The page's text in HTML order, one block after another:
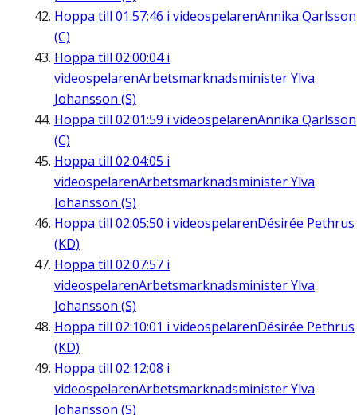
Hoppa till 01:57:46 i videospelarenAnnika Qarlsson
(C)
Hoppa till 02:00:04i
videospelarenArbetsmarknadsminister Ylva
Johansson (S)
Hoppa till 02:01:59 i videospelarenAnnika Qarlsson
(C)
Hoppa till 02:04:05 i
videospelarenArbetsmarknadsminister Ylva
Johansson (S)
Hoppa till 02:05:50 i videospelarenDésirée Pethrus
(KD)
Hoppa till 02:07:57 i
videospelarenArbetsmarknadsminister Ylva
Johansson (S)
Hoppa till 02:10:01 i videospelarenDésirée Pethrus
(KD)
Hoppa till 02:12:08 i
videospelarenArbetsmarknadsminister Ylva
Johansson (S)